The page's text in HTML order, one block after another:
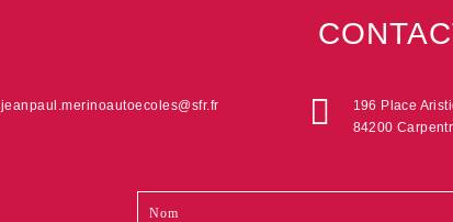
jeanpaul.merinoautoecoles@sfr.fr
196 Place
84200